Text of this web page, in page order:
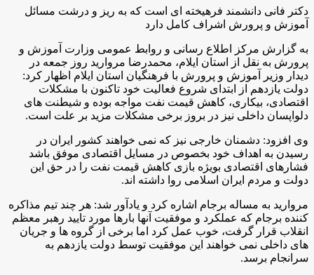
دکتر فانی دانشمند فرهیخته ای است که به ریز و درشت مسائل
آموزش و پرورش اشراف کامل دارد
به گزارش مرکز اطلاع رسانی و روابط عمومی وزارت آموزش و
پرورش به نقل از استان ایلام، محمدرضا مروارید روز جمعه در
دیدار وزیر آموزش و پرورش با فرهنگیان استان ایلام اظهار کرد:
دولت یازدهم از ابتدای شروع فعالیت خود تاکنون با مشکلات
اقتصادی، بیکاری، کاهش قیمت نفت مواجه بوده و شیطنت های
دلواپسان داخلی نیز در بروز برخی مشکلات مزید بر علت است.
وی افزود: دشمنان خارجی نیز که نمی خواهند کشور ایران در
رسیدن به اهداف خود بخصوص در مسایل اقتصادی موفق باشد
فشارهای اقتصادی بویژه بازی کاهش قیمت نفت را در حق این
دولت و مردم ایران اسلامی روا داشته اند.
مروارید به مساله برجام اشاره کرد و یادآور شد: هر چند تیم مذاکره
کننده برجام که عملکرد و موفقیت آنها بارها مورد تایید رهبر معظم
انقلاب قرار گرفت، خوب عمل کرد اما برخی از گروه ها و جریان
های داخلی نمی خواهند این موفقیت توسط دولت یازدهم به
سرانجام برسد.